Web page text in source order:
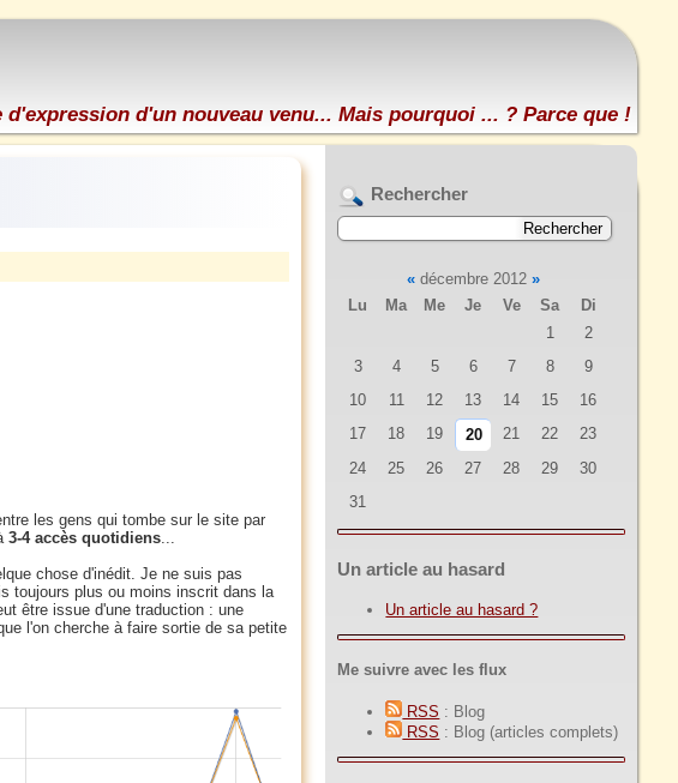
d'expression d'un nouveau venu... Mais pourquoi ... ? Parce que !
Rechercher
«décembre 2012 »
Lu
Ma Me Je Ve Sa
Di
1
2
3
4 5 6 7 8
9
10
11 12 13 14 15
16
17
18 19 20 21 22
23
24
25 26 27 28 29
30
31
Un article au hasard
Un article au hasard ?
Me suivre avec les flux
RSS : Blog
RSS : Blog (articles complets)
les gens qui tombe sur le site par
3-4 accès quotidiens...
chose d'inédit. Je ne suis pas
toujours plus ou moins inscrit dans la
être issue d'une traduction : une
l'on cherche à faire sortie de sa petite